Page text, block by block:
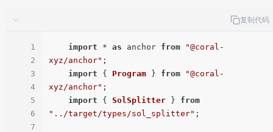
复制代码
1
2
3
4
5
6
7
import * as anchor from
"@coral-
xyz/anchor" ;
import { Program } from
"@coral-
xyz/anchor" ;
import { SolSplitter } from
"../target/types/sol_splitter" ;